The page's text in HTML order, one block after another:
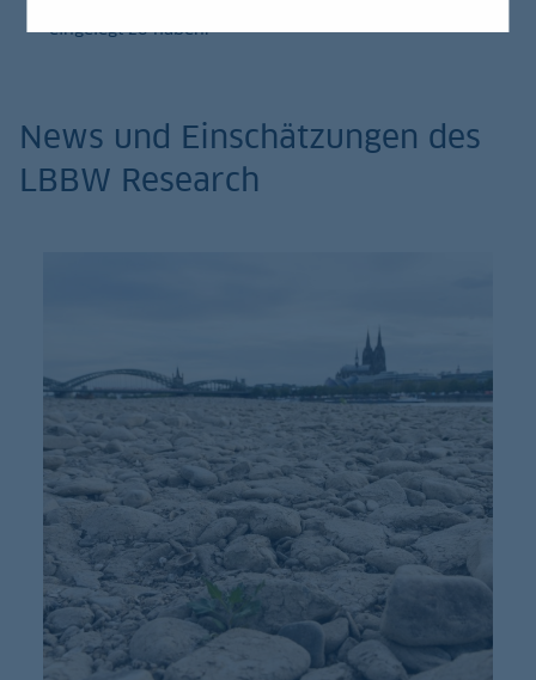
eingelegt zu haben.
News und Einschätzungen des
LBBW Research